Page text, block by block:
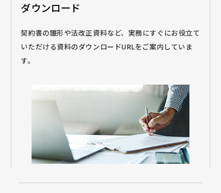
ダウンロード
契約書の雛形や法改正資料など、実務にすぐにお役立て
いただける資料のダウンロードURLをご案内していま
す。